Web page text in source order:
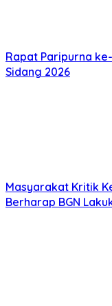
Rapat Paripurna
Sidang 2026
Masyarakat Kritik
Berharap BGN